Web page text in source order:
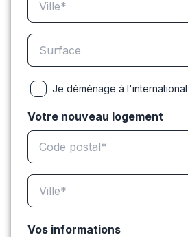
Je déménage à l'international
Votre nouveau logement
Vos informations